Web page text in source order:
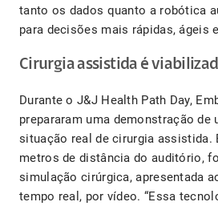
tanto os dados quanto a robótica
para decisões mais rápidas, ágeis
Cirurgia assistida é
Durante o J&J Health Path Day,
prepararam uma demonstração de
situação real de cirurgia assistida.
metros de distância do auditório,
simulação cirúrgica, apresentada
tempo real, por vídeo. “Essa